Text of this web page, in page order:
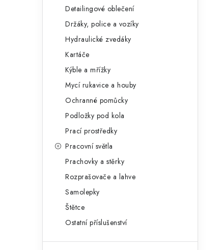
Detailingové oblečení
Držáky, police a vozíky
Hydraulické zvedáky
Kartáče
Kýble a mřížky
Mycí rukavice a houby
Ochranné pomůcky
Podložky pod kola
Prací prostředky
Pracovní světla
Prachovky a stěrky
Rozprašovače a lahve
Samolepky
Štětce
Ostatní příslušenství